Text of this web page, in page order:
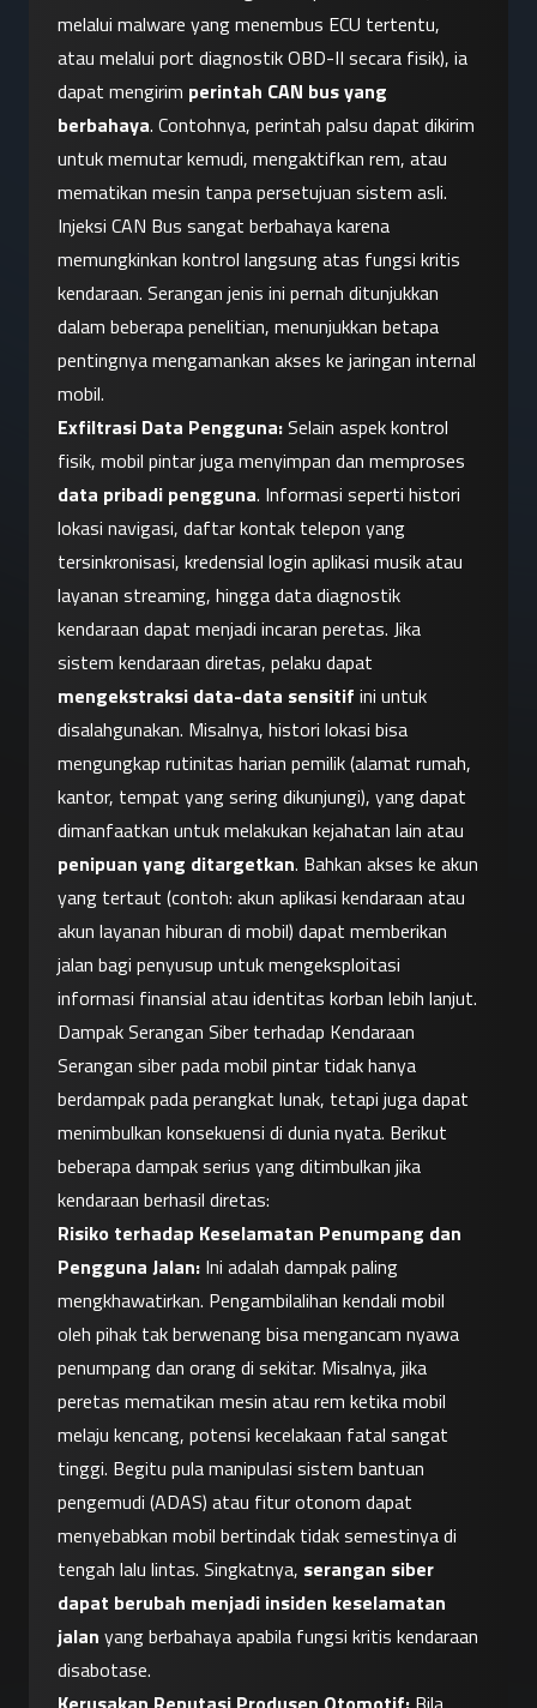
melalui malware yang menembus ECU tertentu,
atau melalui port diagnostik OBD-II secara fisik), ia
dapat mengirim perintah CAN bus yang
berbahaya. Contohnya, perintah palsu dapat dikirim
untuk memutar kemudi, mengaktifkan rem, atau
mematikan mesin tanpa persetujuan sistem asli.
Injeksi CAN Bus sangat berbahaya karena
memungkinkan kontrol langsung atas fungsi kritis
kendaraan. Serangan jenis ini pernah ditunjukkan
dalam beberapa penelitian, menunjukkan betapa
pentingnya mengamankan akses ke jaringan internal
mobil.
Exfiltrasi Data Pengguna: Selain aspek kontrol
data pribadi pengguna. Informasi seperti histori
lokasi navigasi, daftar kontak telepon yang
tersinkronisasi, kredensial login aplikasi musik atau
layanan streaming, hingga data diagnostik
kendaraan dapat menjadi incaran peretas. Jika
mengekstraksi data-data sensitif ini untuk
disalahgunakan. Misalnya, histori lokasi bisa
mengungkap rutinitas harian pemilik (alamat rumah,
kantor, tempat yang sering dikunjungi), yang dapat
penipuan yang ditargetkan. Bahkan akses ke akun
yang tertaut (contoh: akun aplikasi kendaraan atau
akun layanan hiburan di mobil) dapat memberikan
jalan bagi penyusup untuk mengeksploitasi
informasi finansial atau identitas korban lebih lanjut.
Dampak Serangan Siber terhadap Kendaraan
Serangan siber pada mobil pintar tidak hanya
berdampak pada perangkat lunak, tetapi juga dapat
menimbulkan konsekuensi di dunia nyata. Berikut
beberapa dampak serius yang ditimbulkan jika
kendaraan berhasil diretas:
Risiko terhadap Keselamatan Penumpang dan
Pengguna Jalan: Ini adalah dampak paling
mengkhawatirkan. Pengambilalihan kendali mobil
oleh pihak tak berwenang bisa mengancam nyawa
penumpang dan orang di sekitar. Misalnya, jika
peretas mematikan mesin atau rem ketika mobil
melaju kencang, potensi kecelakaan fatal sangat
tinggi. Begitu pula manipulasi sistem bantuan
pengemudi (ADAS) atau fitur otonom dapat
menyebabkan mobil bertindak tidak semestinya di
tengah lalu lintas. Singkatnya, serangan siber
dapat berubah menjadi insiden keselamatan
jalan yang berbahaya apabila fungsi kritis kendaraan
disabotase.